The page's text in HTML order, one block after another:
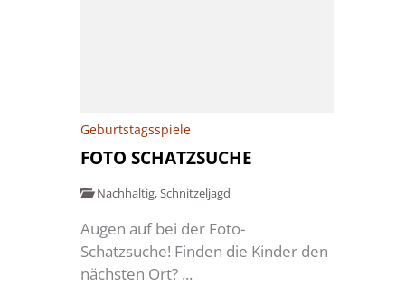
Geburtstagsspiele
FOTO SCHATZSUCHE
Nachhaltig,Schnitzeljagd
Augen auf bei der Foto-
Schatzsuche! Finden die Kinder den
nächsten Ort? ...